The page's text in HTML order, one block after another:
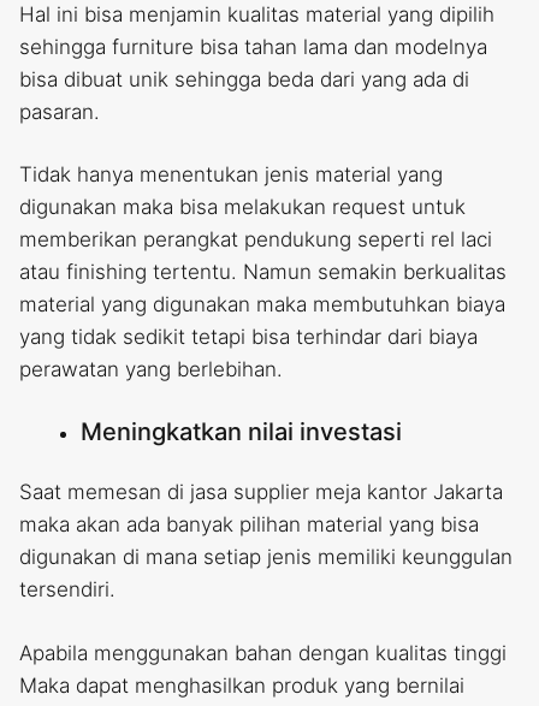
Hal ini bisa menjamin kualitas material yang dipilih
sehingga furniture bisa tahan lama dan modelnya
bisa dibuat unik sehingga beda dari yang ada di
pasaran.
Tidak hanya menentukan jenis material yang
digunakan maka bisa melakukan request untuk
memberikan perangkat pendukung seperti rel laci
atau finishing tertentu. Namun semakin berkualitas
material yang digunakan maka membutuhkan biaya
yang tidak sedikit tetapi bisa terhindar dari biaya
perawatan yang berlebihan.
Meningkatkan nilai investasi
Saat memesan di jasa supplier meja kantor Jakarta
maka akan ada banyak pilihan material yang bisa
digunakan di mana setiap jenis memiliki keunggulan
tersendiri.
Apabila menggunakan bahan dengan kualitas tinggi
Maka dapat menghasilkan produk yang bernilai